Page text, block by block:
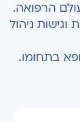
הרפואה.
וגישות ניהול
בתחומו.